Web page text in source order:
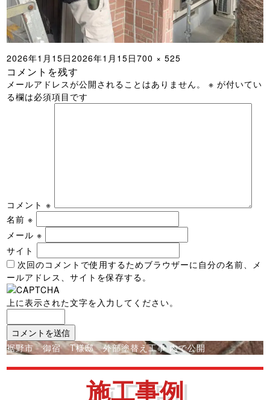
投
稿
日:
2026年1月15日2026年1月15日フ
サ
700 × 525
コメントを残す
メールアドレスが公開されることはありません。 ※ が付いてい
る欄は必須項目です
コメント※
名前※
メール※
サイト
次回のコメントで使用するためブラウザーに自分の名前、メ
ールアドレス、サイトを保存する。
上に表示された文字を入力してください。
投
稿
裾野市 御宿 T様邸 外部塗替え工事 内で公開
施工事例